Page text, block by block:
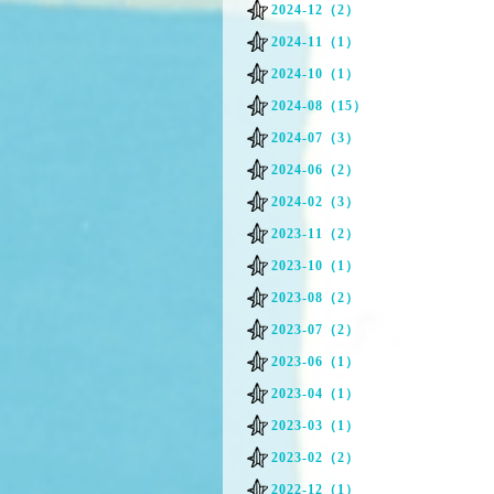
2024-12（2）
2024-11（1）
2024-10（1）
2024-08（15）
2024-07（3）
2024-06（2）
2024-02（3）
2023-11（2）
2023-10（1）
2023-08（2）
2023-07（2）
2023-06（1）
2023-04（1）
2023-03（1）
2023-02（2）
2022-12（1）